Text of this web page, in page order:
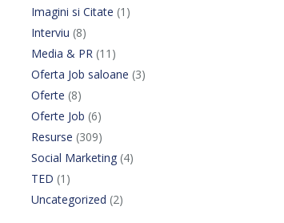
Imagini si Citate (1)
Interviu (8)
Media & PR (11)
Oferta Job saloane (3)
Oferte (8)
Oferte Job (6)
Resurse (309)
Social Marketing (4)
TED (1)
Uncategorized (2)